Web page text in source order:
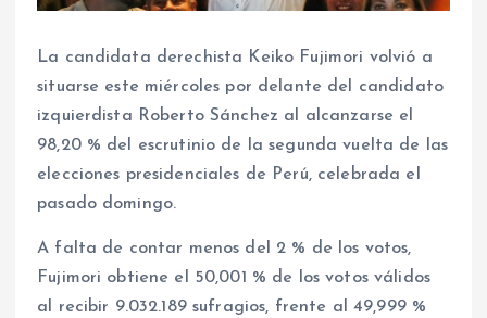
La candidata derechista Keiko Fujimori volvió a
situarse este miércoles por delante del candidato
izquierdista Roberto Sánchez al alcanzarse el
98,20 % del escrutinio de la segunda vuelta de las
elecciones presidenciales de Perú, celebrada el
pasado domingo.
A falta de contar menos del 2 % de los votos,
Fujimori obtiene el 50,001 % de los votos válidos
al recibir 9.032.189 sufragios, frente al 49,999 %